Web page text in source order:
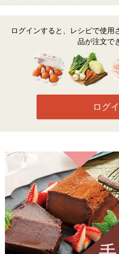
ログインすると、レシピで使用
品が注文で
ログ